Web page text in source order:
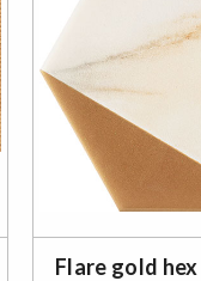
Flare gold hex